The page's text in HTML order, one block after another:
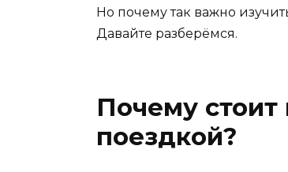
Но почему так важно
Давайте разберёмся.
Почему
поездкой?